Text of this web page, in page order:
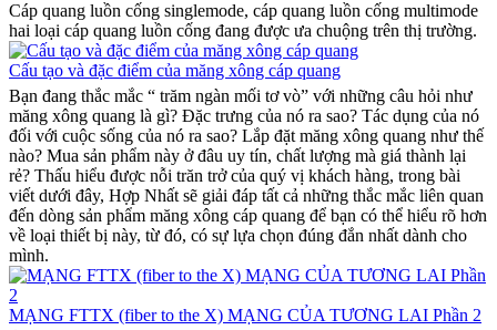
Cáp quang luồn cống singlemode, cáp quang luồn cống multimode
hai loại cáp quang luồn cống đang được ưa chuộng trên thị trường.
Cấu tạo và đặc điểm của măng xông cáp quang
Bạn đang thắc mắc “ trăm ngàn mối tơ vò” với những câu hỏi như
măng xông quang là gì? Đặc trưng của nó ra sao? Tác dụng của nó
đối với cuộc sống của nó ra sao? Lắp đặt măng xông quang như thế
nào? Mua sản phẩm này ở đâu uy tín, chất lượng mà giá thành lại
rẻ? Thấu hiểu được nỗi trăn trở của quý vị khách hàng, trong bài
viết dưới đây, Hợp Nhất sẽ giải đáp tất cả những thắc mắc liên quan
đến dòng sản phẩm măng xông cáp quang để bạn có thể hiểu rõ hơn
về loại thiết bị này, từ đó, có sự lựa chọn đúng đắn nhất dành cho
mình.
MẠNG FTTX (fiber to the X) MẠNG CỦA TƯƠNG LAI Phần 2